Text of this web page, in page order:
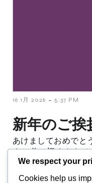
16 1月 2026 - 5:37 PM
新年のご挨
あけましておめでと
まと共に迎えられ
す。 昨年も世界各
くの方々が大変な思
We respect your
Cookies help us